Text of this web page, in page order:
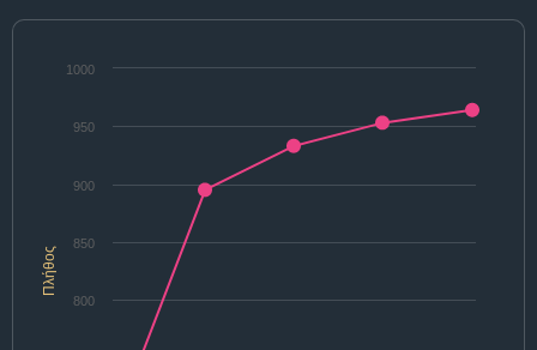
Πλήθος
800
850
900
950
1000